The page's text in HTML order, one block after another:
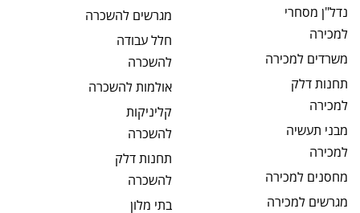
נדל"ן מסחרי
למכירה
משרדים למכירה
תחנות דלק
למכירה
מבני תעשיה
למכירה
מחסנים למכירה
מגרשים למכירה
מגרשים להשכרה
חלל עבודה
להשכרה
אולמותלהשכרה
קליניקות
להשכרה
תחנות דלק
להשכרה
בתי מלון